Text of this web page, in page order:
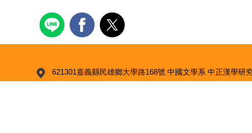
621301嘉義縣民雄鄉大學路168號 中國文學系 中正漢學研